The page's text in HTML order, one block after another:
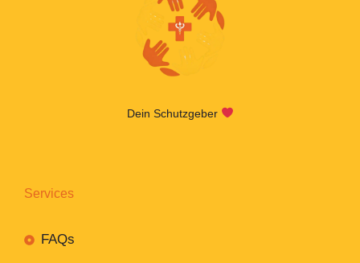
Dein Schutzgeber
Services
FAQs